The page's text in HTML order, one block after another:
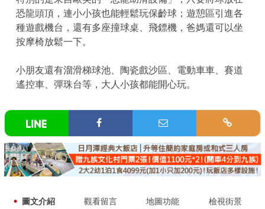
恐龍頭頂，連小小孩也能輕鬆玩保齡球；遊憩區引進各
種遊戲機台，還有多座撞球桌、飛鏢機，爸媽還可以坐
按摩椅放鬆一下。
小朋友還有溜滑梯球池、陶瓷戲沙區、電動車車、賽道
遙控車、彈珠台等，大人小孩都能開心玩。
圖文介紹 觀看留言 地圖功能 檢視街景